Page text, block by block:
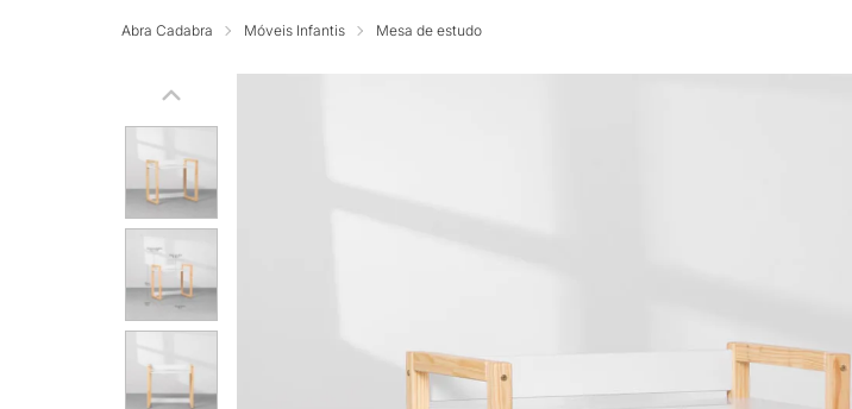
Abra Cadabra Móveis Infantis Mesa de estudo